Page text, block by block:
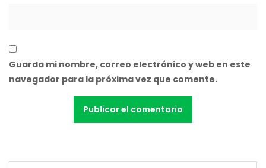
Guarda mi nombre, correo electrónico y web en este
navegador para la próxima vez que comente.